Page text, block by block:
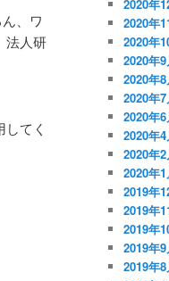
、ワ
法人研
てく
2020年
2020年
2020年
2020年9
2020年8
2020年7
2020年6
2020年4
2020年2
2020年1
2019年
2019年
2019年
2019年9
2019年8